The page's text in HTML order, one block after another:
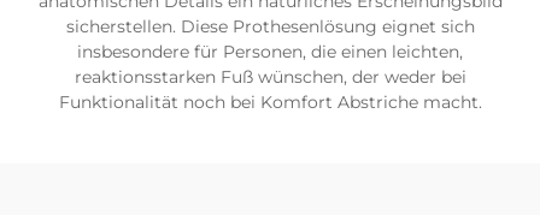
sicherstellen. Diese Prothesenlösung eignet sich
insbesondere für Personen, die einen leichten,
reaktionsstarken Fuß wünschen, der weder bei
Funktionalität noch bei Komfort Abstriche macht.